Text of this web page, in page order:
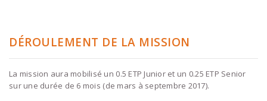
DÉROULEMENT DE LA MISSION
La mission aura mobilisé un 0.5 ETP Junior et un 0.25 ETP Senior
sur une durée de 6 mois (de mars à septembre 2017).